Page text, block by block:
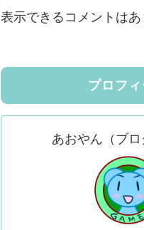
表示できるコメントはあ
プロフ
あおやん（ブロ